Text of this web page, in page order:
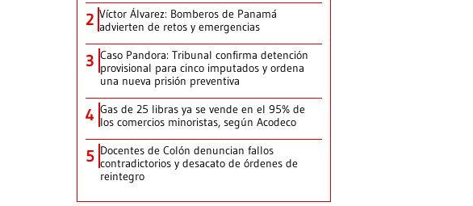
2 Víctor Álvarez: Bomberos de Panamá
advierten de retos y emergencias
3 Caso Pandora: Tribunal confirma detención
provisional para cinco imputados y ordena
una nueva prisión preventiva
4 Gas de 25 libras ya se vende en el 95% de
los comercios minoristas, según Acodeco
5 Docentes de Colón denuncian fallos
contradictorios y desacato de órdenes de
reintegro